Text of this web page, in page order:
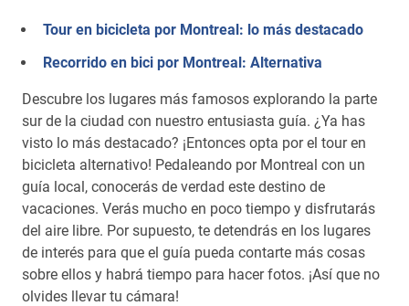
Tour en bicicleta por Montreal: lo más destacado
Recorrido en bici por Montreal: Alternativa
Descubre los lugares más famosos explorando la parte
sur de la ciudad con nuestro entusiasta guía. ¿Ya has
visto lo más destacado? ¡Entonces opta por el tour en
bicicleta alternativo! Pedaleando por Montreal con un
guía local, conocerás de verdad este destino de
vacaciones. Verás mucho en poco tiempo y disfrutarás
del aire libre. Por supuesto, te detendrás en los lugares
de interés para que el guía pueda contarte más cosas
sobre ellos y habrá tiempo para hacer fotos. ¡Así que no
olvides llevar tu cámara!